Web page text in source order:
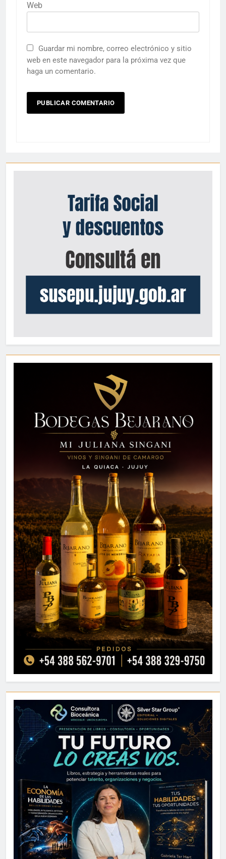
Web
Guardar mi nombre, correo electrónico y sitio
web en este navegador para la próxima vez que
haga un comentario.